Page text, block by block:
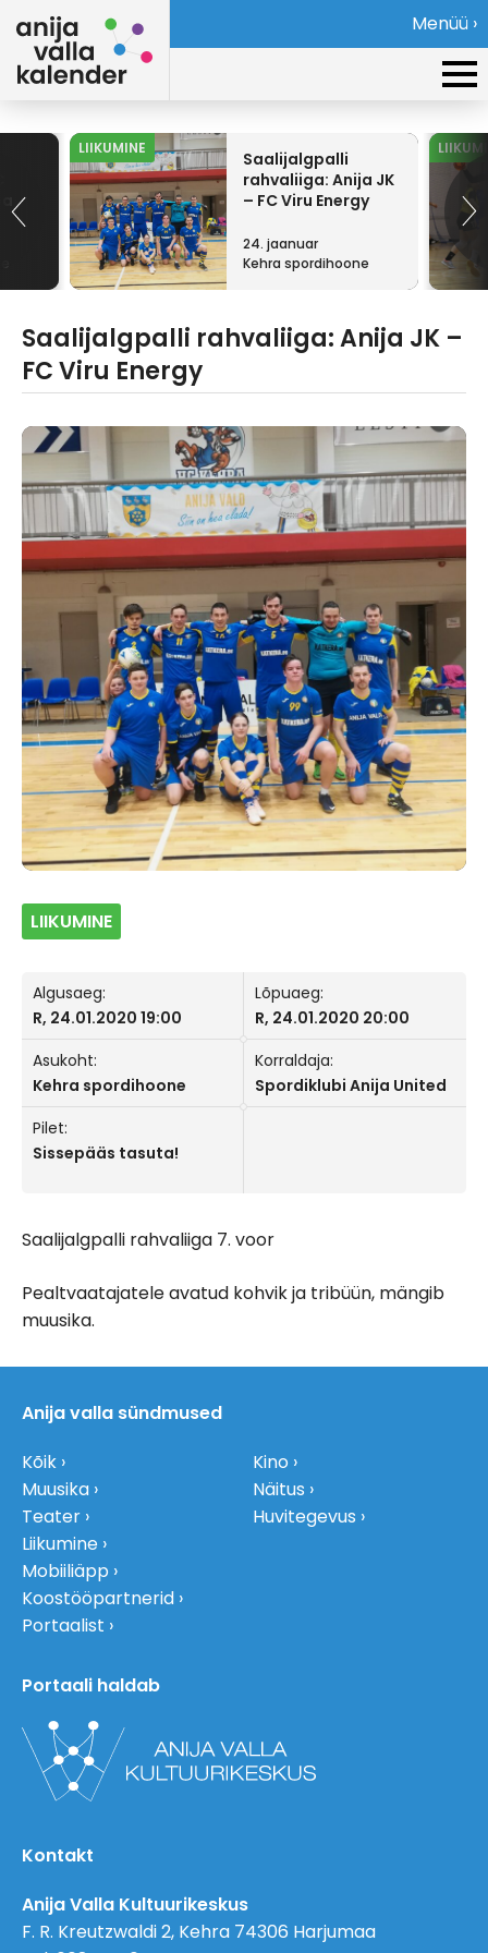
Menüü ›
LIIKUMINE
Saalijalgpalli
rahvaliiga: Anija JK
– FC Viru Energy
24. jaanuar
Kehra spordihoone
Saalijalgpalli rahvaliiga: Anija JK –
FC Viru Energy
LIIKUMINE
Algusaeg:
R, 24.01.2020 19:00
Lõpuaeg:
R, 24.01.2020 20:00
Asukoht:
Kehra spordihoone
Korraldaja:
Spordiklubi Anija United
Pilet:
Sissepääs tasuta!
Saalijalgpalli rahvaliiga 7. voor
Pealtvaatajatele avatud kohvik ja tribüün, mängib
muusika.
Anija valla sündmused
Kõik
Muusika
Teater
Liikumine
Kino
Näitus
Huvitegevus
Mobiiliäpp
Koostööpartnerid
Portaalist
Portaali haldab
Kontakt
Anija Valla Kultuurikeskus
F. R. Kreutzwaldi 2, Kehra 74306 Harjumaa